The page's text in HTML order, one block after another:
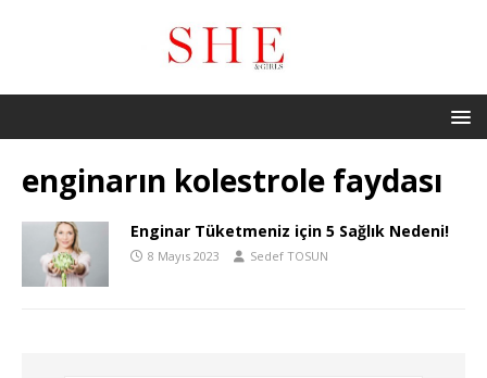
enginarın kolestrole faydası
Enginar Tüketmeniz için 5 Sağlık Nedeni!
8 Mayıs 2023 Sedef TOSUN